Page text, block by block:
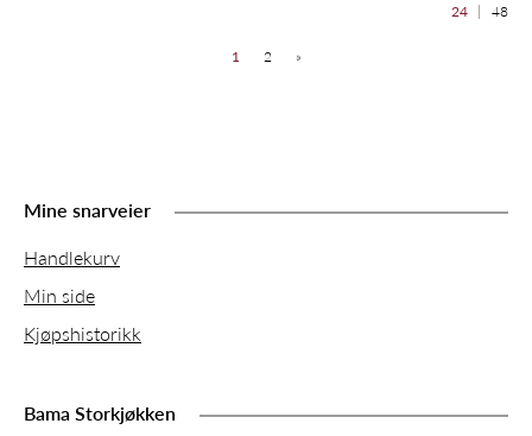
24 48
1 2 »
Mine snarveier
Handlekurv
Min side
Kjøpshistorikk
Bama Storkjøkken